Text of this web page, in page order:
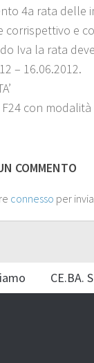
4a rata delle
corrispettivo e
Iva la rata
– 16.06.2012.
con
COMMENTO
connesso per
CE.BA.